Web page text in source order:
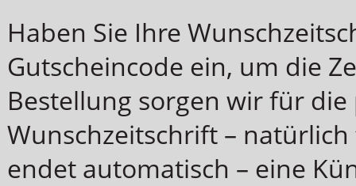
Haben Sie Ihre
Gutscheincode ein, um die
Bestellung sorgen wir für
Wunschzeitschrift –
endet automatisch – eine